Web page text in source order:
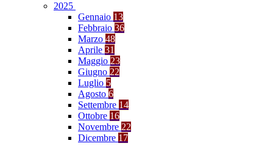
2025
Gennaio 13
Febbraio 36
Marzo 48
Aprile 31
Maggio 23
Giugno 22
Luglio 5
Agosto 6
Settembre 14
Ottobre 16
Novembre 22
Dicembre 17